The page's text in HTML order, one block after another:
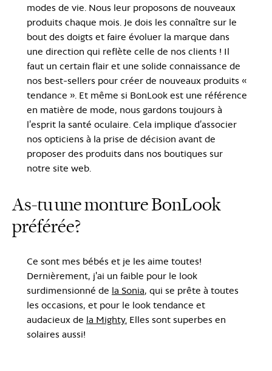
modes de vie. Nous leur proposons de nouveaux
produits chaque mois. Je dois les connaître sur le
bout des doigts et faire évoluer la marque dans
une direction qui reflète celle de nos clients ! Il
faut un certain flair et une solide connaissance de
nos best-sellers pour créer de nouveaux produits «
tendance ». Et même si BonLook est une référence
en matière de mode, nous gardons toujours à
l’esprit la santé oculaire. Cela implique d’associer
nos opticiens à la prise de décision avant de
proposer des produits dans nos boutiques sur
notre site web.
As-tu une monture BonLook
préférée?
Ce sont mes bébés et je les aime toutes!
Dernièrement, j'ai un faible pour le look
surdimensionné de la Sonia, qui se prête à toutes
les occasions, et pour le look tendance et
audacieux de la Mighty. Elles sont superbes en
solaires aussi!